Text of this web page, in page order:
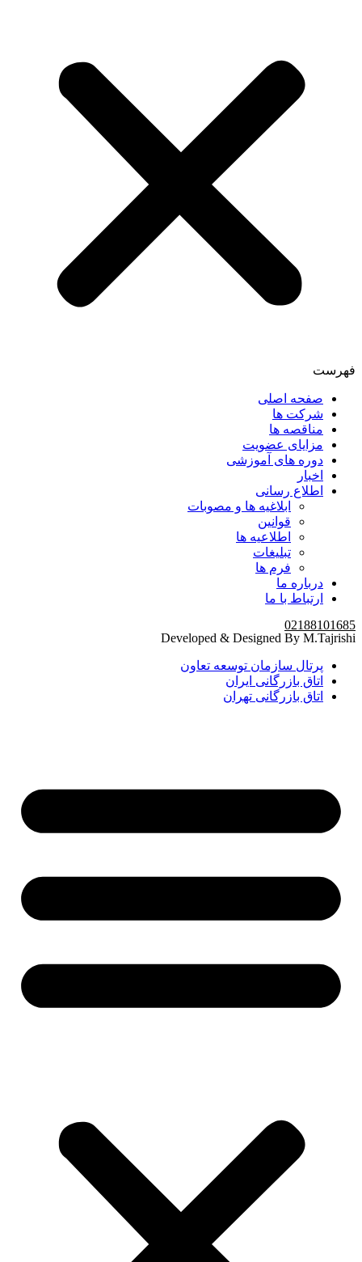
فهرست
صفحه اصلی
شرکت ها
مناقصه ها
مزایای عضویت
دوره های آموزشی
اخبار
اطلاع رسانی
ابلاغیه ها و مصوبات
قوانین
اطلاعیه ها
تبلیغات
فرم ها
درباره ما
ارتباط با ما
02188101685
Developed & Designed By M.Tajrishi
پرتال سازمان توسعه تعاون
اتاق بازرگانی ایران
اتاق بازرگانی تهران